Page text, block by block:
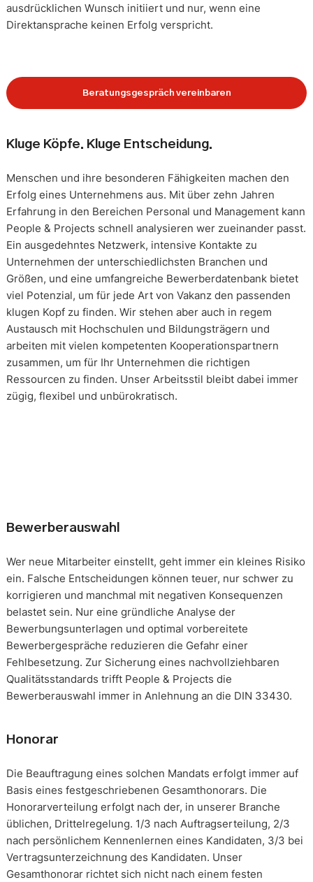
ausdrücklichen Wunsch initiiert und nur, wenn eine
Direktansprache keinen Erfolg verspricht.
Beratungsgespräch vereinbaren
Kluge Köpfe. Kluge Entscheidung.
Menschen und ihre besonderen Fähigkeiten machen den
Erfolg eines Unternehmens aus. Mit über zehn Jahren
Erfahrung in den Bereichen Personal und Management kann
People & Projects schnell analysieren wer zueinander passt.
Ein ausgedehntes Netzwerk, intensive Kontakte zu
Unternehmen der unterschiedlichsten Branchen und
Größen, und eine umfangreiche Bewerberdatenbank bietet
viel Potenzial, um für jede Art von Vakanz den passenden
klugen Kopf zu finden. Wir stehen aber auch in regem
Austausch mit Hochschulen und Bildungsträgern und
arbeiten mit vielen kompetenten Kooperationspartnern
zusammen, um für Ihr Unternehmen die richtigen
Ressourcen zu finden. Unser Arbeitsstil bleibt dabei immer
zügig, flexibel und unbürokratisch.
Bewerberauswahl
Wer neue Mitarbeiter einstellt, geht immer ein kleines Risiko
ein. Falsche Entscheidungen können teuer, nur schwer zu
korrigieren und manchmal mit negativen Konsequenzen
belastet sein. Nur eine gründliche Analyse der
Bewerbungsunterlagen und optimal vorbereitete
Bewerbergespräche reduzieren die Gefahr einer
Fehlbesetzung. Zur Sicherung eines nachvollziehbaren
Qualitätsstandards trifft People & Projects die
Bewerberauswahl immer in Anlehnung an die DIN 33430.
Honorar
Die Beauftragung eines solchen Mandats erfolgt immer auf
Basis eines festgeschriebenen Gesamthonorars. Die
Honorarverteilung erfolgt nach der, in unserer Branche
üblichen, Drittelregelung. 1/3 nach Auftragserteilung, 2/3
nach persönlichem Kennenlernen eines Kandidaten, 3/3 bei
Vertragsunterzeichnung des Kandidaten. Unser
Gesamthonorar richtet sich nicht nach einem festen